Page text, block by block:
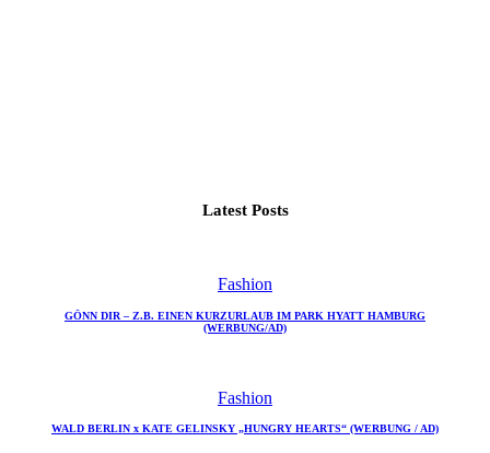
Latest Posts
Fashion
GÖNN DIR – Z.B. EINEN KURZURLAUB IM PARK HYATT HAMBURG
(WERBUNG/AD)
Fashion
WALD BERLIN x KATE GELINSKY „HUNGRY HEARTS“ (WERBUNG / AD)